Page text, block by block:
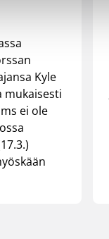
Kyle
mukaisesti
ei ole